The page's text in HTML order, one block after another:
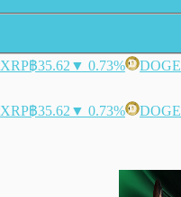
XRP฿35.62 ▼ 0.73% DOGE
XRP฿35.62 ▼ 0.73% DOGE